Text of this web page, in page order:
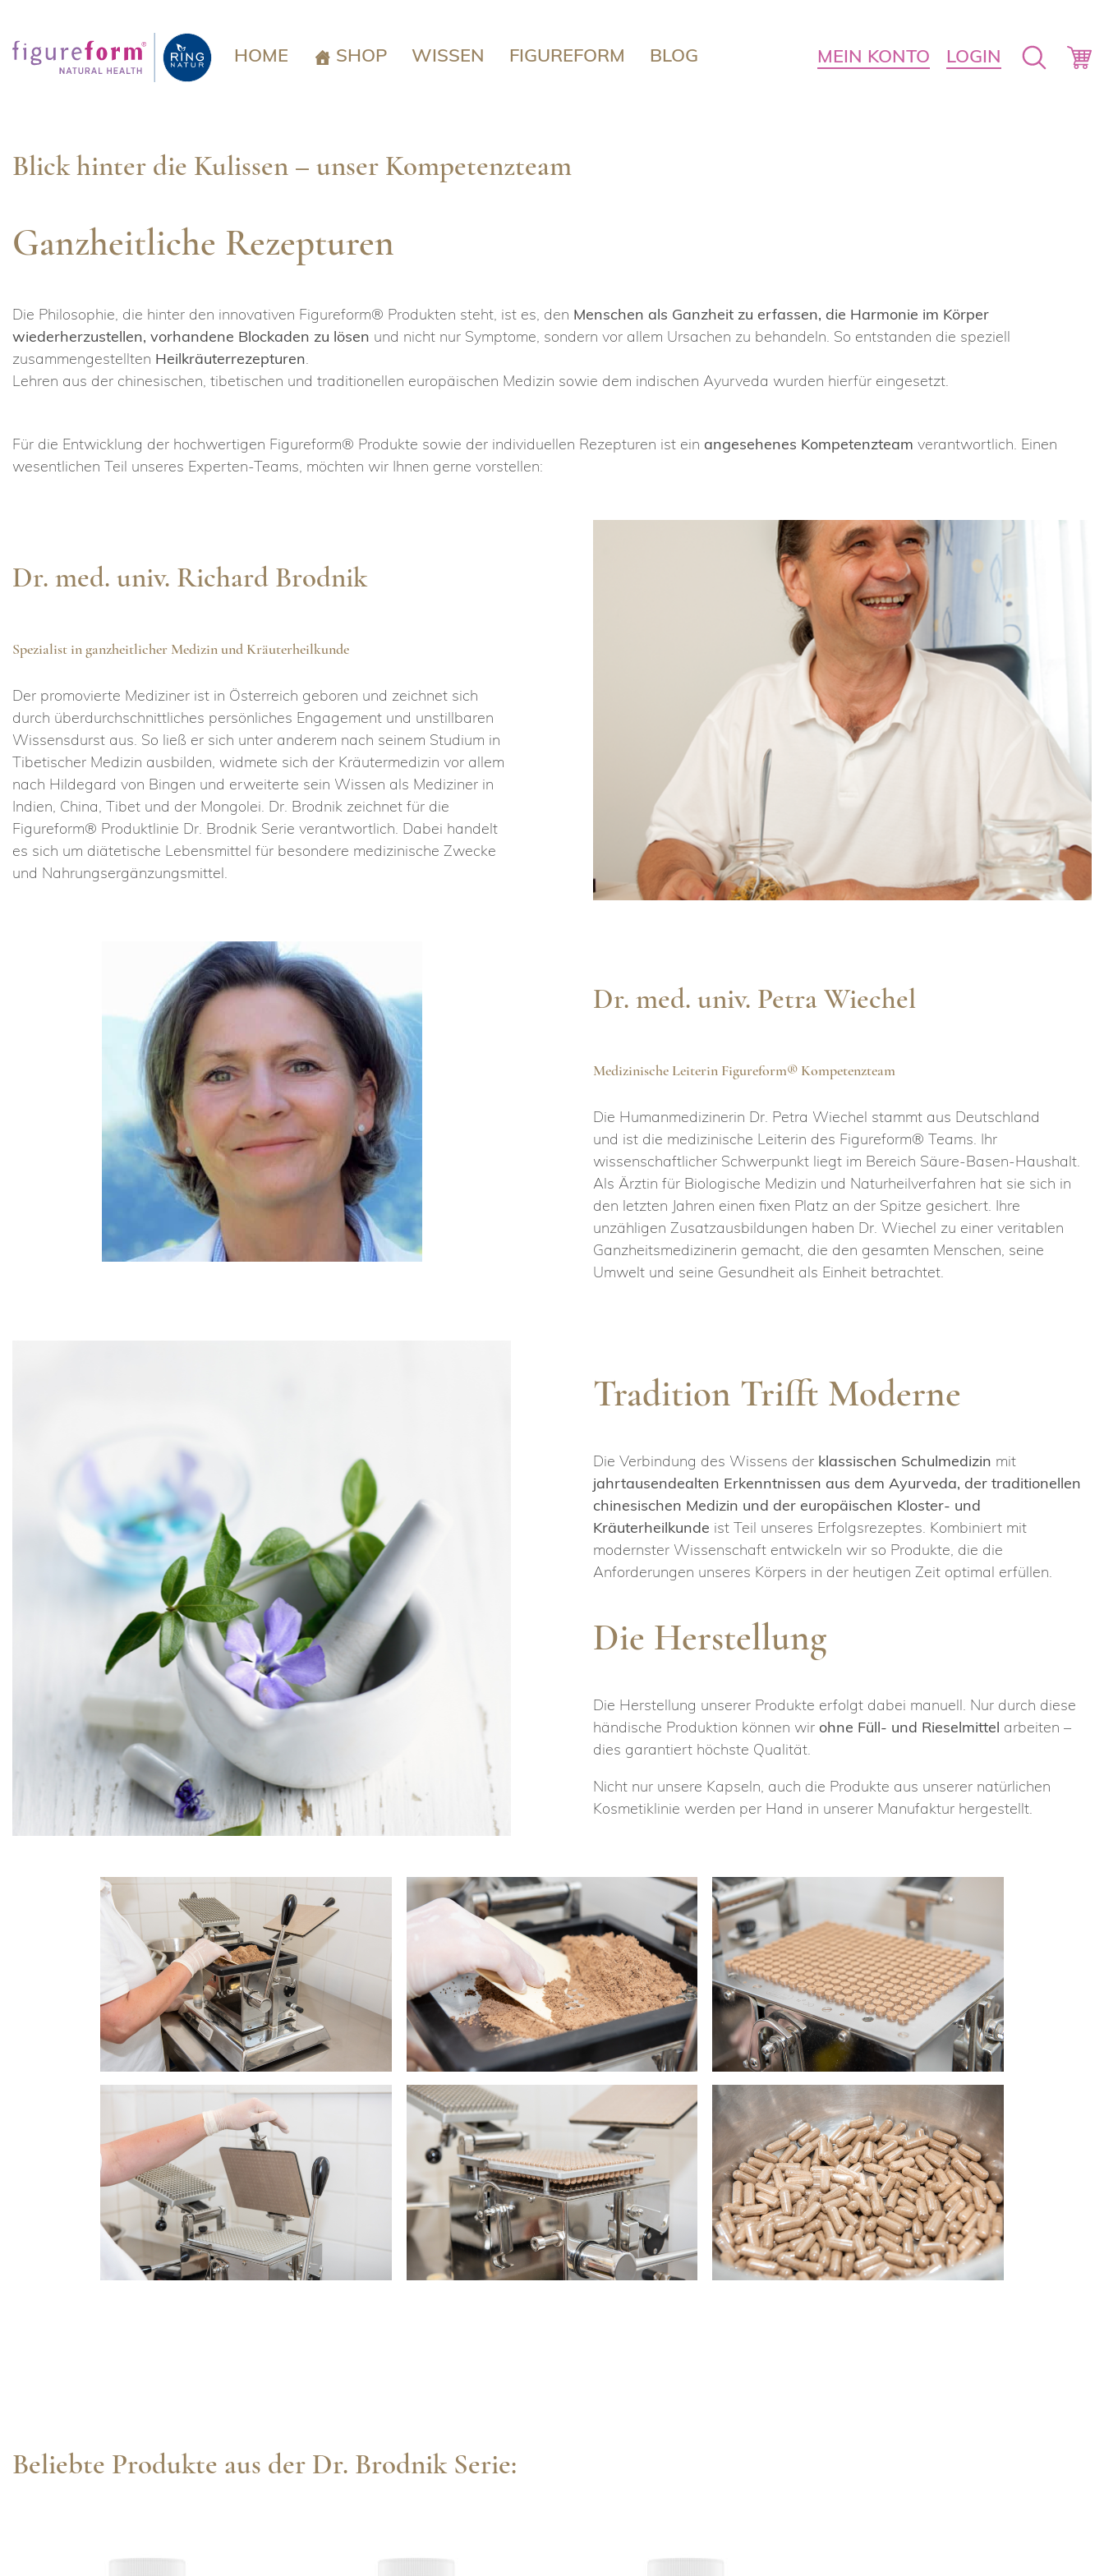
Inhalt
HOME SHOP WISSEN FIGUREFORM BLOG MEIN KONTO LOGIN
Blick hinter die Kulissen – unser Kompetenzteam
Ganzheitliche Rezepturen
Die Philosophie, die hinter den innovativen Figureform® Produkten steht, ist es, den Menschen als Ganzheit zu erfassen, die Harmonie im Körper
wiederherzustellen, vorhandene Blockaden zu lösen und nicht nur Symptome, sondern vor allem Ursachen zu behandeln. So entstanden die speziell
zusammengestellten Heilkräuterrezepturen.
Lehren aus der chinesischen, tibetischen und traditionellen europäischen Medizin sowie dem indischen Ayurveda wurden hierfür eingesetzt.
Für die Entwicklung der hochwertigen Figureform® Produkte sowie der individuellen Rezepturen ist ein angesehenes Kompetenzteam verantwortlich. Einen
wesentlichen Teil unseres Experten-Teams, möchten wir Ihnen gerne vorstellen:
Dr. med. univ. Richard Brodnik
Spezialist in ganzheitlicher Medizin und Kräuterheilkunde
Der promovierte Mediziner ist in Österreich geboren und zeichnet sich
durch überdurchschnittliches persönliches Engagement und unstillbaren
Wissensdurst aus. So ließ er sich unter anderem nach seinem Studium in
Tibetischer Medizin ausbilden, widmete sich der Kräutermedizin vor allem
nach Hildegard von Bingen und erweiterte sein Wissen als Mediziner in
Indien, China, Tibet und der Mongolei. Dr. Brodnik zeichnet für die
Figureform® Produktlinie Dr. Brodnik Serie verantwortlich. Dabei handelt
es sich um diätetische Lebensmittel für besondere medizinische Zwecke
und Nahrungsergänzungsmittel.
Dr. med. univ. Petra Wiechel
Medizinische Leiterin Figureform® Kompetenzteam
Die Humanmedizinerin Dr. Petra Wiechel stammt aus Deutschland
und ist die medizinische Leiterin des Figureform® Teams. Ihr
wissenschaftlicher Schwerpunkt liegt im Bereich Säure-Basen-Haushalt.
Als Ärztin für Biologische Medizin und Naturheilverfahren hat sie sich in
den letzten Jahren einen fixen Platz an der Spitze gesichert. Ihre
unzähligen Zusatzausbildungen haben Dr. Wiechel zu einer veritablen
Ganzheitsmedizinerin gemacht, die den gesamten Menschen, seine
Umwelt und seine Gesundheit als Einheit betrachtet.
Tradition Trifft Moderne
Die Verbindung des Wissens der klassischen Schulmedizin mit
jahrtausendealten Erkenntnissen aus dem Ayurveda, der traditionellen
chinesischen Medizin und der europäischen Kloster- und
Kräuterheilkunde ist Teil unseres Erfolgsrezeptes. Kombiniert mit
modernster Wissenschaft entwickeln wir so Produkte, die die
Anforderungen unseres Körpers in der heutigen Zeit optimal erfüllen.
Die Herstellung
Die Herstellung unserer Produkte erfolgt dabei manuell. Nur durch diese
händische Produktion können wir ohne Füll- und Rieselmittel arbeiten –
dies garantiert höchste Qualität.
Nicht nur unsere Kapseln, auch die Produkte aus unserer natürlichen
Kosmetiklinie werden per Hand in unserer Manufaktur hergestellt.
Beliebte Produkte aus der Dr. Brodnik Serie: